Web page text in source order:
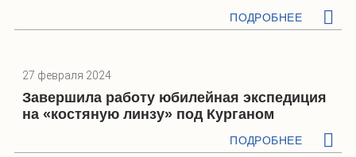
ПОДРОБНЕЕ
27 февраля 2024
Завершила работу юбилейная экспедиция
на «костяную линзу» под Курганом
ПОДРОБНЕЕ